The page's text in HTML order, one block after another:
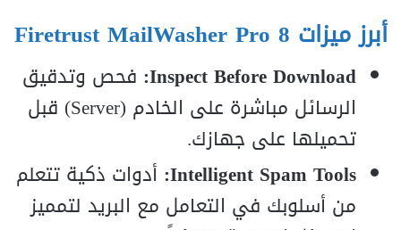
أبرز ميزات Firetrust MailWasher Pro 8
Inspect Before Download: فحص وتدقيق
الرسائل مباشرة على الخادم (Server) قبل
تحميلها على جهازك.
Intelligent Spam Tools: أدوات ذكية تتعلم
من أسلوبك في التعامل مع البريد لتمميز